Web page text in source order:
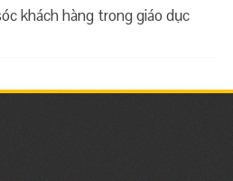
khách hàng trong giáo dục